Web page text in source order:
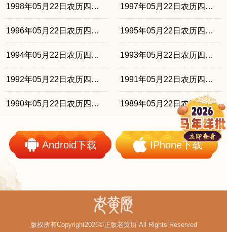
1998年05月22日农历四月廿七 1997年05月22日农历四月十六
1996年05月22日农历四月初六 1995年05月22日农历四月廿三
1994年05月22日农历四月十二 1993年05月22日农历四月初二
1992年05月22日农历四月二十 1991年05月22日农历四月初九
1990年05月22日农历四月廿八 1989年05月22日农历四月十八
Android下载 IPhone下载
版权所有Copyright2026©正版老黄历 All Rights Reserved